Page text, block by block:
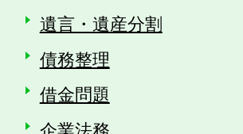
遺言・遺産分割
債務整理
借金問題
企業法務